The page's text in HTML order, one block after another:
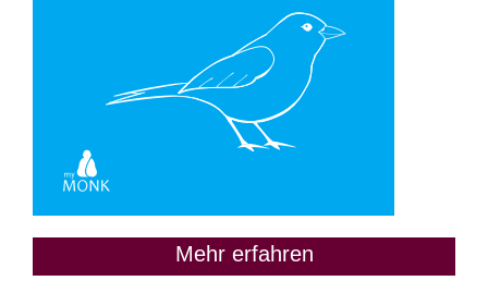
Mehr erfahren